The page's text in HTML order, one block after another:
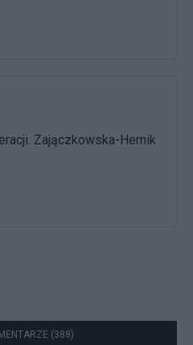
Zajączkowska-Hernik
(388)